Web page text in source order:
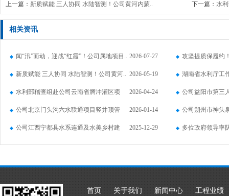
上一篇： 新质赋能 三人协同 水陆智测！公司黄河内蒙.. 下一篇： 水
相关资讯
闻“汛”而动，迎战“红霞”！公司属地项目.. 2026-07-27 攻坚提质保履约
农..
新质赋能 三人协同 水陆智测！公司黄河.. 2026-05-19 湖南省水利厅工
项..
水利部稽查组赴公司云南省腾冲灌区项
目..
2026-04-24 公司益阳市第三
目..
公司北京门头沟六水联通项目竖井顶管
实..
2026-01-14 公司朔州市神头
（山..
公司江西宁都县水系连通及水美乡村建
设..
2025-12-29 多位政府领导率
建..
首页 关于我们 新闻中心 工程业绩